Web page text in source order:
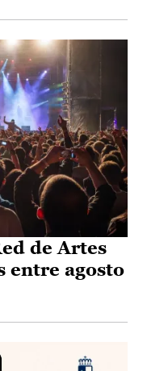
de Artes
entre agosto